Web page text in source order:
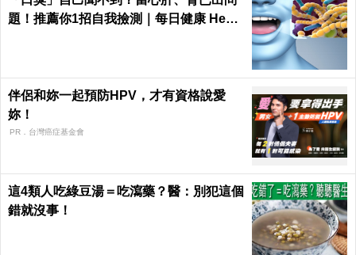
題！推薦你1招自我撿測｜每日健康 Healt
伴侶和妳一起預防HPV，才有資格說愛
妳！
PR．台灣癌症基金會
這4類人吃綠豆湯＝吃瀉藥？醫：別犯這個
錯就沒事！